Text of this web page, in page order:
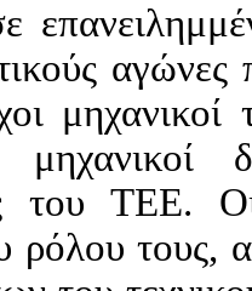
μηχανικοί
του ΤΕΕ.
ρόλου τους,